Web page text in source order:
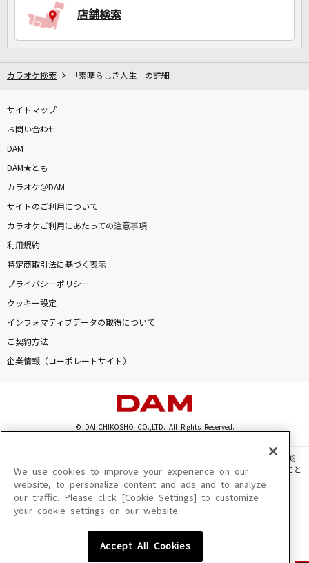
店舗検索
カラオケ検索 「素晴らしき人生」の詳細
サイトマップ
お問い合わせ
DAM
DAM★とも
カラオケ＠DAM
サイトのご利用について
カラオケご利用にあたっての注意事項
利用規約
特定商取引法に基づく表示
プライバシーポリシー
クッキー設定
インフォマティブデータの取得について
ご契約方法
企業情報（コーポレートサイト）
© DAIICHIKOSHO CO.,LTD. All Rights Reserved.
このサイトに掲載されている一切の文章・画像・写真・動画・音声等を、手段や形態
を問わず、著作権法の定める範囲を超えて無断で複製、転載、ファイル化などすること
を禁じます。
楽曲及びコンテンツは、機種によりご利用いただけない場合があります。
楽曲及びコンテンツの配信日、配信内容が変更になる場合があります。
We use cookies to improve your experience on our
website, to personalize content and ads and to analyze
our traffic. Please click [Cookie Settings] to customize
your cookie settings on our website.
Accept All Cookies